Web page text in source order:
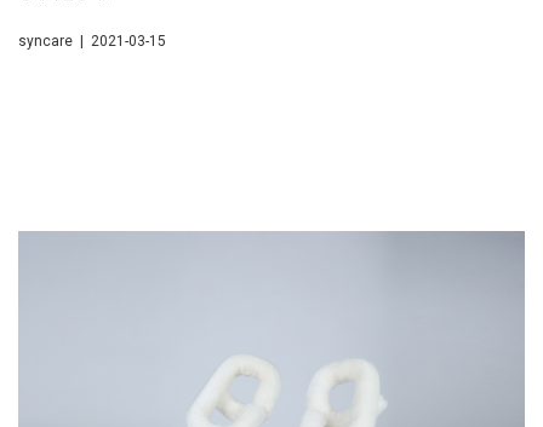
syncare | 2021-03-15